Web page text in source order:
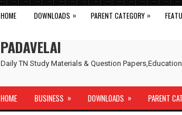
HOME DOWNLOADS » PARENT CATEGORY »
PADAVELAI
Daily TN Study Materials & Question
HOME BUSINESS » DOWNLOADS » PARENT